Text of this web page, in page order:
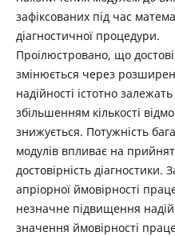
зафіксованих під час
діагностичної процедури.
Проілюстровано, що
змінюється через
надійності істотно залежать
збільшенням кількості
знижується. Потужність
модулів впливає на
достовірність діагностики.
апріорної ймовірності
незначне підвищення
значення ймовірності